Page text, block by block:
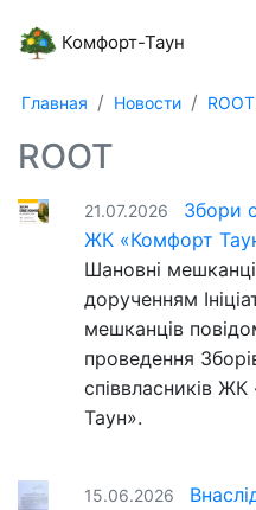
Комфорт-Таун
Главная Новости ROOT
ROOT
21.07.2026
Збори
ЖК «Комфорт
Шановні
дорученням
мешканців
проведення
співвласників
Таун».
15.06.2026